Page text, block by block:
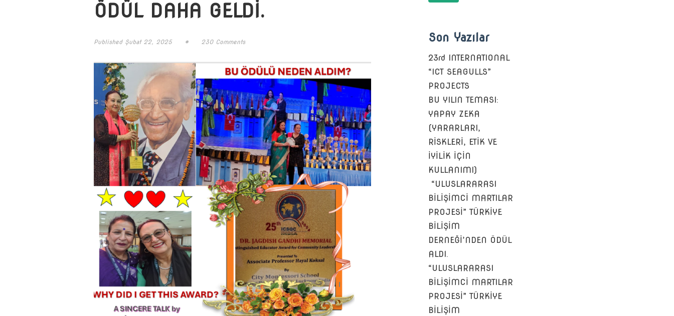
ÖDÜL DAHA GELDİ.
Published Şubat 22, 2025 # 230 Comments Son Yazılar
23rd INTERNATIONAL
“ICT SEAGULLS”
PROJECTS
BU YILIN TEMASI:
YAPAY ZEKA
(YARARLARI,
RİSKLERİ, ETİK VE
İYİLİK İÇİN
KULLANIMI)
“ULUSLARARASI
BİLİŞİMCİ MARTILAR
PROJESİ” TÜRKİYE
BİLİŞİM
DERNEĞİ’NDEN ÖDÜL
ALDI.
“ULUSLARARASI
BİLİŞİMCİ MARTILAR
PROJESİ” TÜRKİYE
BİLİŞİM